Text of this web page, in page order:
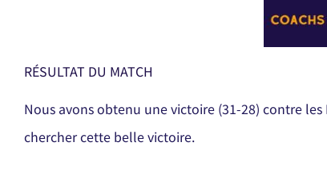
RÉSULTAT DU MATCH
Nous avons obtenu une victoire (31-28) contre
chercher cette belle victoire.